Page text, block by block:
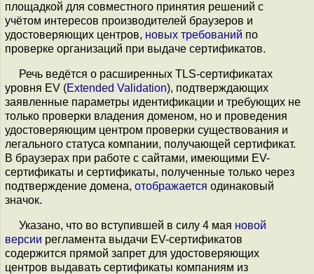
площадкой для совместного принятия решений с
учётом интересов производителей браузеров и
удостоверяющих центров, новых требований по
проверке организаций при выдаче сертификатов.
Речь ведётся о расширенных TLS-сертификатах
уровня EV (Extended Validation), подтверждающих
заявленные параметры идентификации и требующих не
только проверки владения доменом, но и проведения
удостоверяющим центром проверки существования и
легального статуса компании, получающей сертификат.
В браузерах при работе с сайтами, имеющими EV-
сертификаты и сертификаты, полученные только через
подтверждение домена, отображается одинаковый
значок.
Указано, что во вступившей в силу 4 мая новой
версии регламента выдачи EV-сертификатов
содержится прямой запрет для удостоверяющих
центров выдавать сертификаты компаниям из